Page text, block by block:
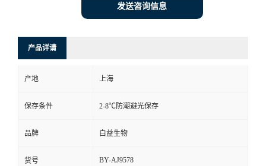
发送咨询信息
产品详请
产地 上海
保存条件 2-8℃防潮避光保存
品牌 白益生物
货号 BY-AJ9578